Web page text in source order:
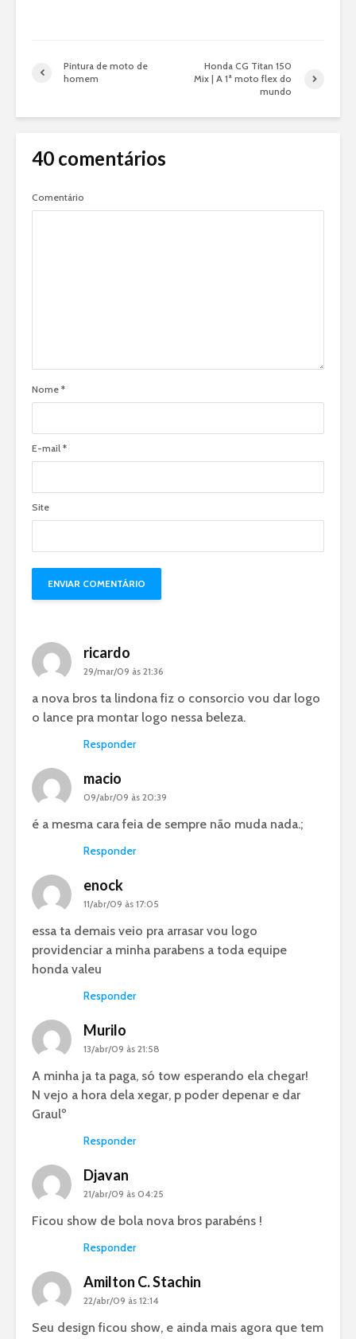
Pintura de moto de
homem
Honda CG Titan 150
Mix | A 1ª moto flex do
mundo
40 comentários
Comentário
Nome *
E-mail *
Site
ricardo
29/mar/09 às 21:36
a nova bros ta lindona fiz o consorcio vou dar logo
o lance pra montar logo nessa beleza.
Responder
macio
09/abr/09 às 20:39
é a mesma cara feia de sempre não muda nada.;
Responder
enock
11/abr/09 às 17:05
essa ta demais veio pra arrasar vou logo
providenciar a minha parabens a toda equipe
honda valeu
Responder
Murilo
13/abr/09 às 21:58
A minha ja ta paga, só tow esperando ela chegar!
N vejo a hora dela xegar, p poder depenar e dar
Graulº
Responder
Djavan
21/abr/09 às 04:25
Ficou show de bola nova bros parabéns !
Responder
Amilton C. Stachin
22/abr/09 às 12:14
Seu design ficou show, e ainda mais agora que tem